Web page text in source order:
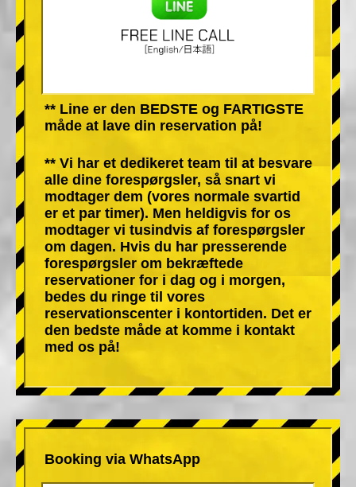
** Line er den BEDSTE og FARTIGSTE
måde at lave din reservation på!
** Vi har et dedikeret team til at besvare
alle dine forespørgsler, så snart vi
modtager dem (vores normale svartid
er et par timer). Men heldigvis for os
modtager vi tusindvis af forespørgsler
om dagen. Hvis du har presserende
forespørgsler om bekræftede
reservationer for i dag og i morgen,
bedes du ringe til vores
reservationscenter i kontortiden. Det er
den bedste måde at komme i kontakt
med os på!
Booking via WhatsApp